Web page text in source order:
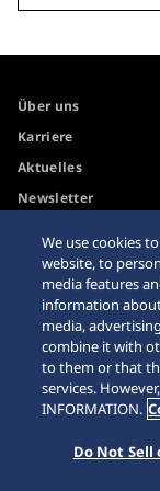
Über uns
Karriere
Aktuelles
Newsletter
Internetkäufe
Impressum
We use cookies
website, to
media features
information
media,
combine it with
to them or that
services.
INFORMATION.
Do Not